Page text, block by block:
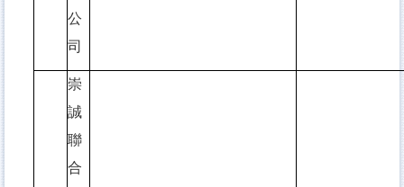
公
司
崇
誠
聯
合